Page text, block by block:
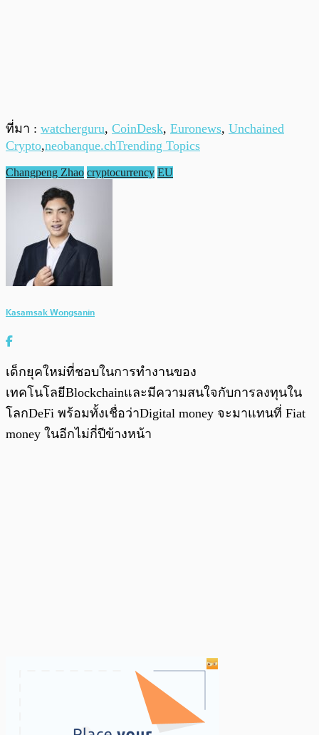
ที่มา : watcherguru, CoinDesk, Euronews, Unchained
Crypto,neobanque.chTrending Topics
Changpeng Zhao cryptocurrency EU
Kasamsak Wongsanin
เด็กยุคใหม่ที่ชอบในการทำงานของ
เทคโนโลยีBlockchainและมีความสนใจกับการลงทุนใน
โลกDeFi พร้อมทั้งเชื่อว่าDigital money จะมาแทนที่ Fiat
money ในอีกไม่กี่ปีข้างหน้า